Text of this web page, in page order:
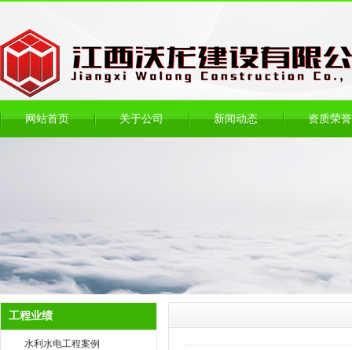
网站首页 关于公司 新闻动态 资质荣誉
工程业绩
水利水电工程案例